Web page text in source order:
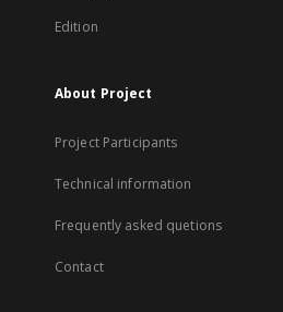
Edition
About Project
Project Participants
Technical information
Frequently asked quetions
Contact